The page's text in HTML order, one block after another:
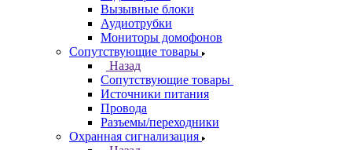
Вызывные блоки
Аудиотрубки
Мониторы домофонов
Сопутствующие товары
Назад
Сопутствующие товары
Источники питания
Провода
Разъемы/переходники
Охранная сигнализация